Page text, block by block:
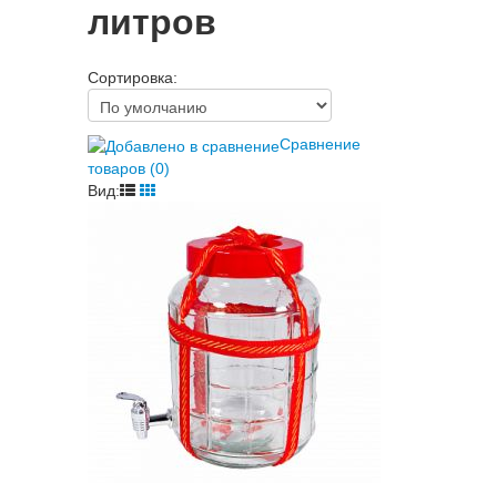
литров
Сортировка:
Сравнение
товаров (0)
Вид: